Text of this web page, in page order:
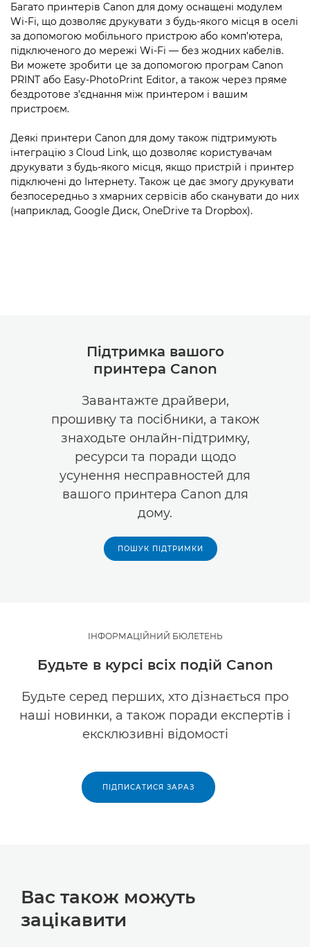
Багато принтерів Canon для дому оснащені модулем
Wi-Fi, що дозволяє друкувати з будь-якого місця в оселі
за допомогою мобільного пристрою або комп’ютера,
підключеного до мережі Wi-Fi — без жодних кабелів.
Ви можете зробити це за допомогою програм Canon
PRINT або Easy-PhotoPrint Editor, а також через пряме
бездротове з’єднання між принтером і вашим
пристроєм.
Деякі принтери Canon для дому також підтримують
інтеграцію з Cloud Link, що дозволяє користувачам
друкувати з будь-якого місця, якщо пристрій і принтер
підключені до Інтернету. Також це дає змогу друкувати
безпосередньо з хмарних сервісів або сканувати до них
(наприклад, Google Диск, OneDrive та Dropbox).
Підтримка вашого
принтера Canon
Завантажте драйвери,
прошивку та посібники, а також
знаходьте онлайн-підтримку,
ресурси та поради щодо
усунення несправностей для
вашого принтера Canon для
дому.
ПОШУК ПІДТРИМКИ
ІНФОРМАЦІЙНИЙ БЮЛЕТЕНЬ
Будьте в курсі всіх подій Canon
Будьте серед перших, хто дізнається про
наші новинки, а також поради експертів і
ексклюзивні відомості
ПІДПИСАТИСЯ ЗАРАЗ
Вас також можуть
зацікавити